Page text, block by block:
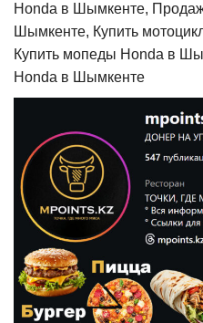
Honda в Шымкенте,
Шымкенте, Купить
Купить мопеды Honda в
Honda в Шымкенте